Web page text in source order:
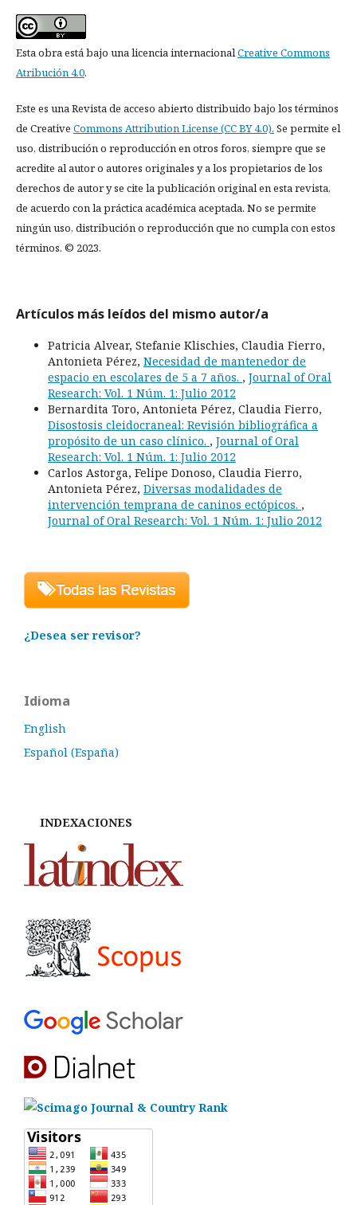
Esta obra está bajo una licencia internacionalCreative Commons
Atribución 4.0.
Este es una Revista de acceso abierto distribuido bajo los términos
de Creative Commons Attribution License (CC BY 4.0). Se permite el
uso, distribución o reproducción en otros foros, siempre que se
acredite al autor o autores originales y a los propietarios de los
derechos de autor y se cite la publicación original en esta revista,
de acuerdo con la práctica académica aceptada. No se permite
ningún uso, distribución o reproducción que no cumpla con estos
términos. © 2023.
Artículos más leídos del mismo autor/a
Patricia Alvear, Stefanie Klischies, Claudia Fierro,
Antonieta Pérez, Necesidad de mantenedor de
espacio en escolares de 5 a 7 años. , Journal of Oral
Research: Vol. 1 Núm. 1: Julio 2012
Bernardita Toro, Antonieta Pérez, Claudia Fierro,
Disostosis cleidocraneal: Revisión bibliográfica a
propósito de un caso clínico. , Journal of Oral
Research: Vol. 1 Núm. 1: Julio 2012
Carlos Astorga, Felipe Donoso, Claudia Fierro,
Antonieta Pérez, Diversas modalidades de
intervención temprana de caninos ectópicos. ,
Journal of Oral Research: Vol. 1 Núm. 1: Julio 2012
¿Desea ser revisor?
Idioma
English
Español (España)
INDEXACIONES